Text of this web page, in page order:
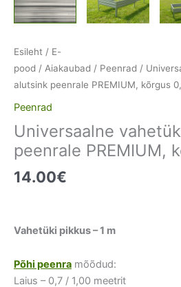
Esileht / E-
pood / Aiakaubad / Peenrad /
alutsink peenrale PREMIUM, kõrgus
Peenrad
Universaalne
peenrale PREMIUM,
14.00€
Vahetüki pikkus – 1 m
Põhi peenra mõõdud:
Laius – 0,7 / 1,00 meetrit